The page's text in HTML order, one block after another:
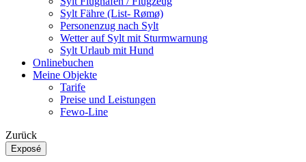
Sylt Fähre (List- Rømø)
Personenzug nach Sylt
Wetter auf Sylt mit Sturmwarnung
Sylt Urlaub mit Hund
Onlinebuchen
Meine Objekte
Tarife
Preise und Leistungen
Fewo-Line
Zurück
Exposé